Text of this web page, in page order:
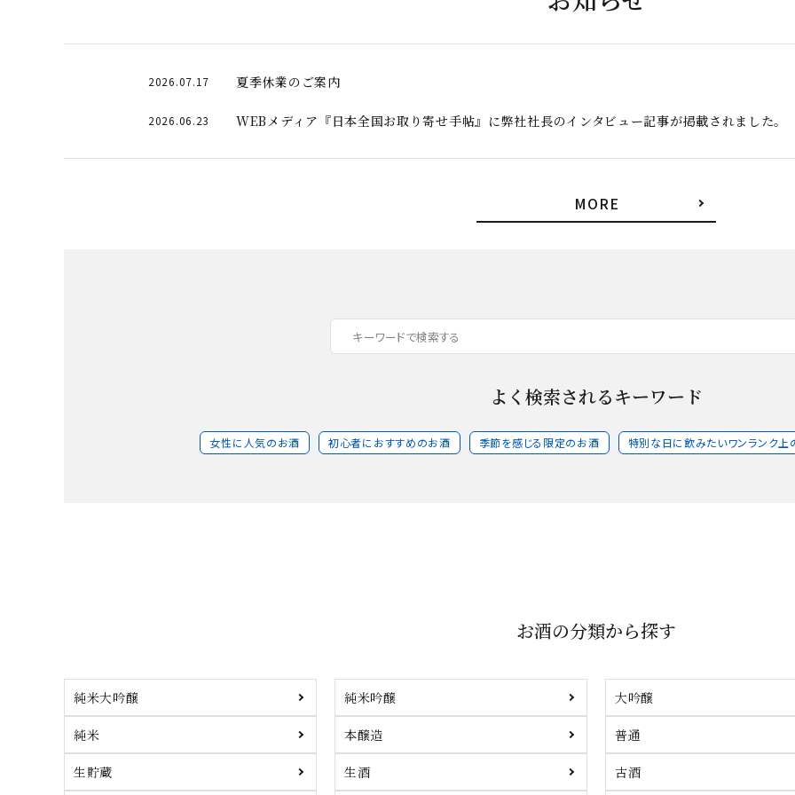
2026.07.17 夏季休業のご案内
2026.06.23 WEBメディア『日本全国お取り寄せ手帖』に弊社社長のインタビュー記事が掲載されました。
MORE
よく検索されるキーワード
女性に人気のお酒 初心者におすすめのお酒 季節を感じる限定のお酒 特別な日に飲みたいワンランク上
お酒の分類から探す
純米大吟醸 純米吟醸 大吟醸
純米 本醸造 普通
生貯蔵 生酒 古酒